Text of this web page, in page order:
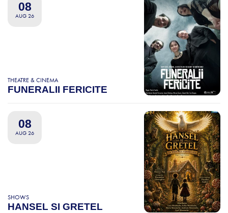
08
AUG 26
THEATRE & CINEMA
FUNERALII FERICITE
08
AUG 26
SHOWS
HANSEL SI GRETEL